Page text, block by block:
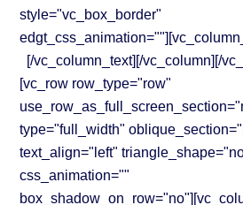
style="vc_box_border"
[/vc_column_text][/vc_column][/
[vc_row row_type="row"
type="full_width"
text_align="left"
css_animation=""